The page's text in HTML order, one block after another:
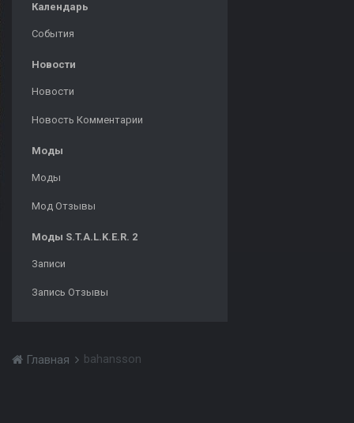
Календарь
События
Новости
Новости
Новость Комментарии
Моды
Моды
Мод Отзывы
Моды S.T.A.L.K.E.R. 2
Записи
Запись Отзывы
Главная bahansson